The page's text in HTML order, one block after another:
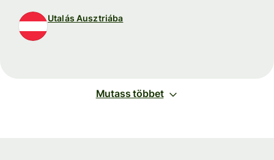
Utalás Ausztriába
Mutass többet